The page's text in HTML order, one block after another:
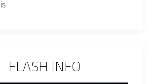
FLASH INFO